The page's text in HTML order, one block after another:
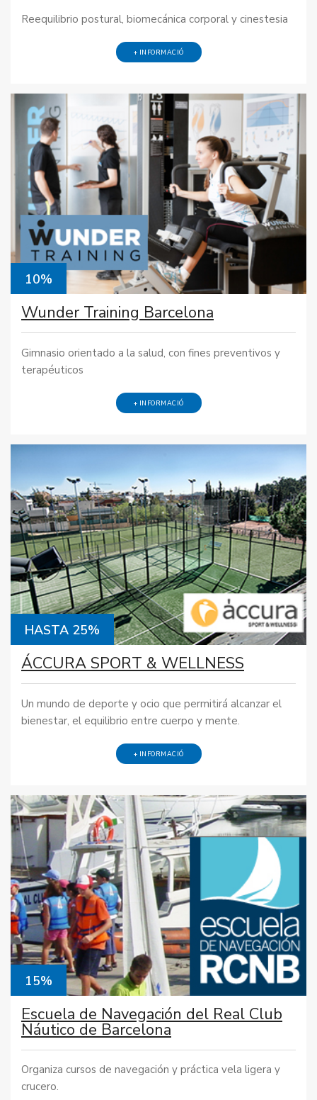
Reequilibrio postural, biomecánica corporal y cinestesia
+ INFORMACIÓ
10%
Wunder Training Barcelona
Gimnasio orientado a la salud, con fines preventivos y
terapéuticos
+ INFORMACIÓ
HASTA 25%
ÁCCURA SPORT & WELLNESS
Un mundo de deporte y ocio que permitirá alcanzar el
bienestar, el equilibrio entre cuerpo y mente.
+ INFORMACIÓ
15%
Escuela de Navegación del Real Club
Náutico de Barcelona
Organiza cursos de navegación y práctica vela ligera y
crucero.